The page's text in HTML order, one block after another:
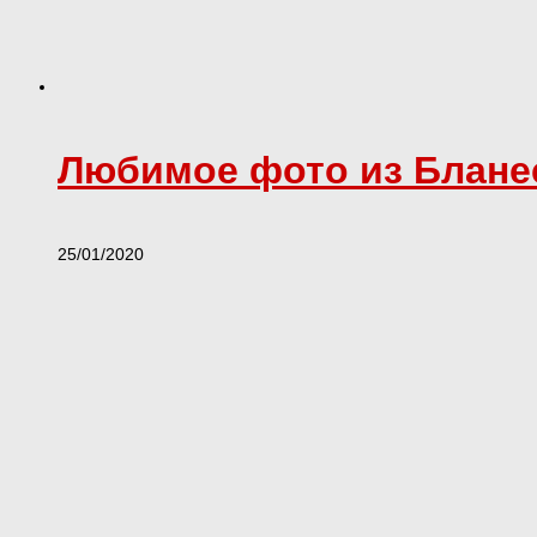
Любимое фото из
25/01/2020